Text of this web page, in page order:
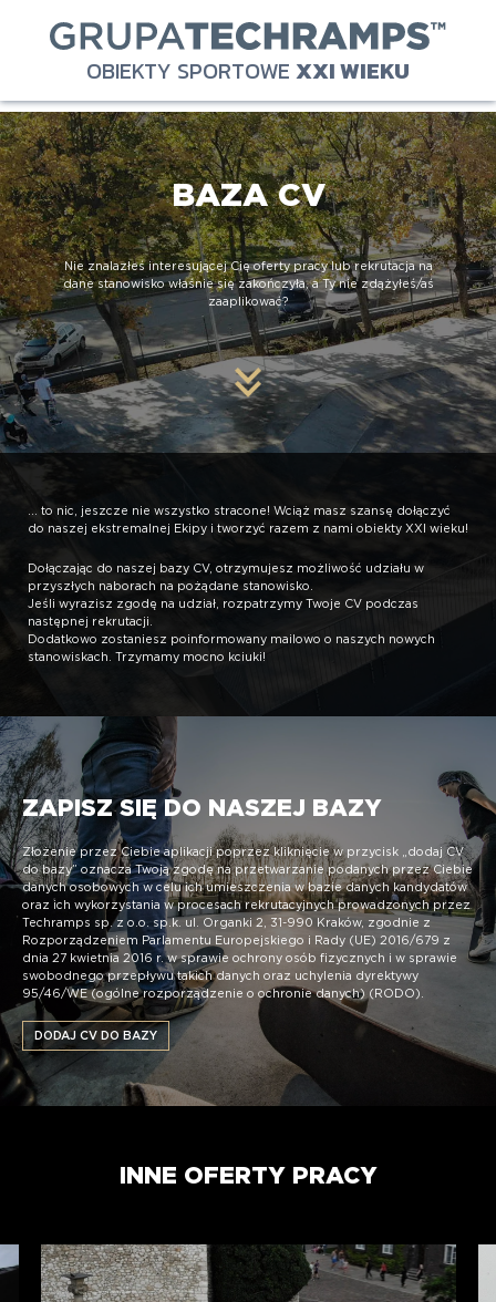
OBIEKTY SPORTOWE XXI WIEKU
BAZA CV
Nie znalazłeś interesującej Cię oferty pracy lub rekrutacja na
dane stanowisko właśnie się zakończyła, a Ty nie zdążyłeś/aś
zaaplikować?
... to nic, jeszcze nie wszystko stracone! Wciąż masz szansę dołączyć
do naszej ekstremalnej Ekipy i tworzyć razem z nami obiekty XXI wieku!
Dołączając do naszej bazy CV, otrzymujesz możliwość udziału w
przyszłych naborach na pożądane stanowisko.
Jeśli wyrazisz zgodę na udział, rozpatrzymy Twoje CV podczas
następnej rekrutacji.
Dodatkowo zostaniesz poinformowany mailowo o naszych nowych
stanowiskach. Trzymamy mocno kciuki!
ZAPISZ SIĘ DO NASZEJ BAZY
Złożenie przez Ciebie aplikacji poprzez kliknięcie w przycisk „dodaj CV
do bazy” oznacza Twoją zgodę na przetwarzanie podanych przez Ciebie
danych osobowych w celu ich umieszczenia w bazie danych kandydatów
oraz ich wykorzystania w procesach rekrutacyjnych prowadzonych przez
Techramps sp. z o.o. sp.k. ul. Organki 2, 31-990 Kraków, zgodnie z
Rozporządzeniem Parlamentu Europejskiego i Rady (UE) 2016/679 z
dnia 27 kwietnia 2016 r. w sprawie ochrony osób fizycznych i w sprawie
swobodnego przepływu takich danych oraz uchylenia dyrektywy
95/46/WE (ogólne rozporządzenie o ochronie danych) (RODO).
INNE OFERTY PRACY